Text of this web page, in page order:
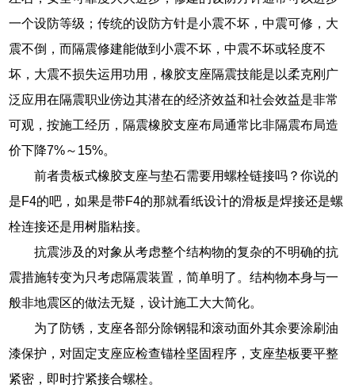
一个设防等级；传统的设防方针是小震不坏，中震可修，大
震不倒，而隔震修建能做到小震不坏，中震不坏或轻度不
坏，大震不损失运用功用，橡胶支座隔震技能是以柔克刚广
泛应用在隔震职业傍边其潜在的经济效益和社会效益是非常
可观，按施工经历，隔震橡胶支座布局通常比非隔震布局造
价下降7%～15%。
前者贵板式橡胶支座与垫石需要用螺栓链接吗？你说的
是F4的吧，如果是带F4的那就看纸设计的滑板是焊接还是螺
栓连接还是用树脂粘接。
抗震涉及的对象从考虑整个结构物的复杂的不明确的抗
震措施转变为只考虑隔震装置，简单明了。结构物本身与一
般非地震区的做法无疑，设计施工大大简化。
为了防锈，支座各部分除钢辊和滚动面外其余要涂刷油
漆保护，对固定支座应检查锚栓坚固程序，支座垫板要平整
紧密，即时拧紧接合螺栓。